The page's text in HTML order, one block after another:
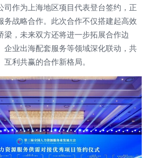
司作为上海地区项目代表登台签约，正
务战略合作。此次合作不仅搭建起高效
梁，未来双方还将进一步拓展合作边
企业出海配套服务等领域深化联动，共
利共赢的合作新格局。